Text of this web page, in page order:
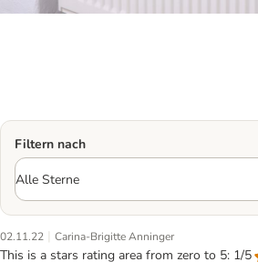
Filtern nach
02.11.22 | Carina-Brigitte Anninger
This is a stars rating area from zero to 5: 1/5